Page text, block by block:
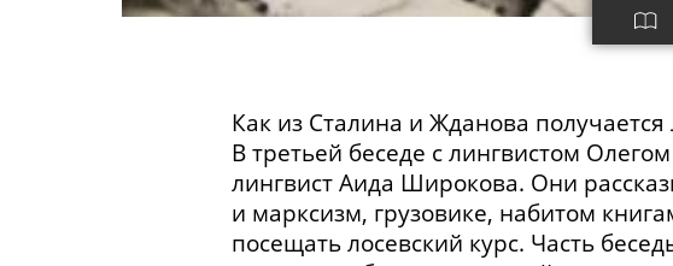
Как из Сталина и Жданова
В третьей беседе с лингвистом
лингвист Аида Широкова. Они
и марксизм, грузовике, набитом
посещать лосевский курс. Часть